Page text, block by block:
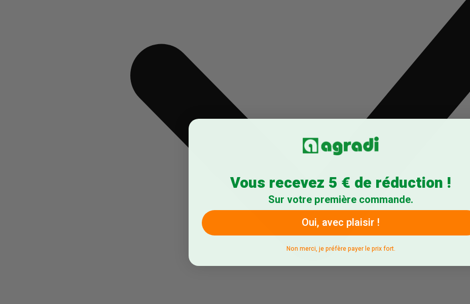
Vous recevez 5 € de réduction !
Sur votre première commande.
Oui, avec plaisir !
Non merci, je préfère payer le prix fort.